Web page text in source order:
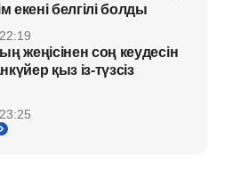
белгілі болды
жеңісінен соң кеудесін
қыз із-түзсіз